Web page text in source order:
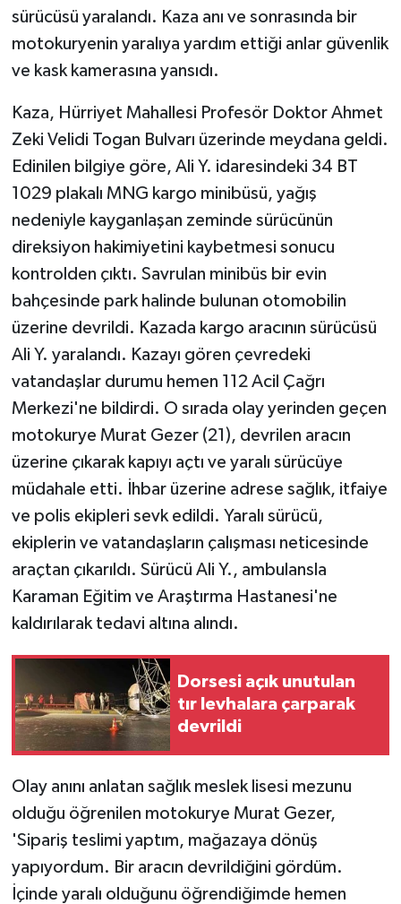
sürücüsü yaralandı. Kaza anı ve sonrasında bir
motokuryenin yaralıya yardım ettiği anlar güvenlik
ve kask kamerasına yansıdı.
Kaza, Hürriyet Mahallesi Profesör Doktor Ahmet
Zeki Velidi Togan Bulvarı üzerinde meydana geldi.
Edinilen bilgiye göre, Ali Y. idaresindeki 34 BT
1029 plakalı MNG kargo minibüsü, yağış
nedeniyle kayganlaşan zeminde sürücünün
direksiyon hakimiyetini kaybetmesi sonucu
kontrolden çıktı. Savrulan minibüs bir evin
bahçesinde park halinde bulunan otomobilin
üzerine devrildi. Kazada kargo aracının sürücüsü
Ali Y. yaralandı. Kazayı gören çevredeki
vatandaşlar durumu hemen 112 Acil Çağrı
Merkezi'ne bildirdi. O sırada olay yerinden geçen
motokurye Murat Gezer (21), devrilen aracın
üzerine çıkarak kapıyı açtı ve yaralı sürücüye
müdahale etti. İhbar üzerine adrese sağlık, itfaiye
ve polis ekipleri sevk edildi. Yaralı sürücü,
ekiplerin ve vatandaşların çalışması neticesinde
araçtan çıkarıldı. Sürücü Ali Y., ambulansla
Karaman Eğitim ve Araştırma Hastanesi'ne
kaldırılarak tedavi altına alındı.
Dorsesi açık unutulan
tır levhalara çarparak
devrildi
Olay anını anlatan sağlık meslek lisesi mezunu
olduğu öğrenilen motokurye Murat Gezer,
'Sipariş teslimi yaptım, mağazaya dönüş
yapıyordum. Bir aracın devrildiğini gördüm.
İçinde yaralı olduğunu öğrendiğimde hemen